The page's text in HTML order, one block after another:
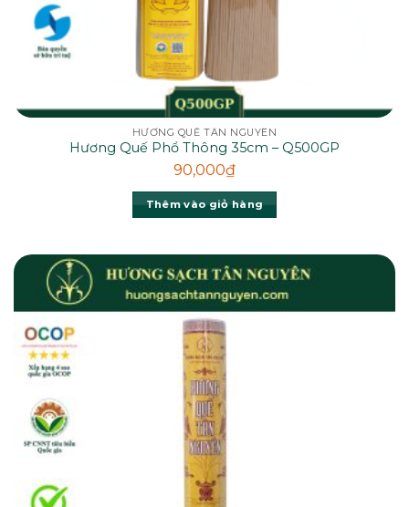
HƯƠNG QUẾ TÂN NGUYÊN
Hương Quế Phổ Thông 35cm – Q500GP
90,000₫
Thêm vào giỏ hàng